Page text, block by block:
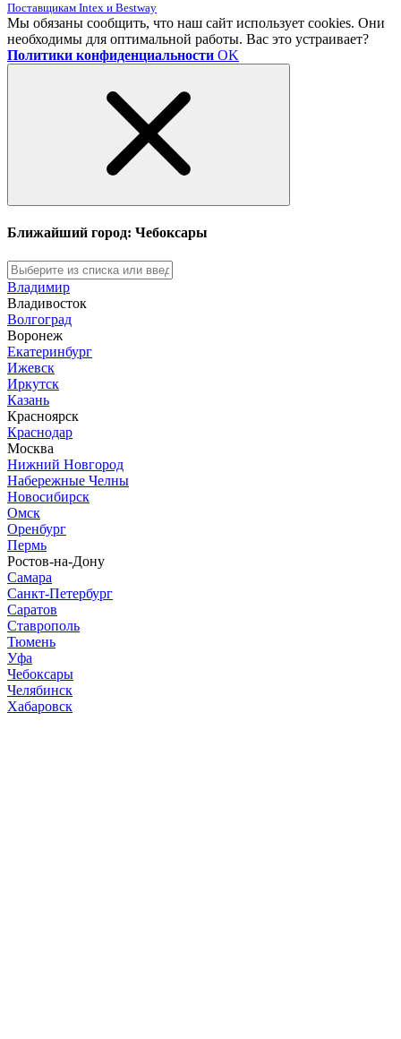
Поставщикам Intex и Bestway
Мы обязаны сообщить, что наш сайт использует cookies. Они
необходимы для оптимальной работы. Вас это устраивает?
Политики конфиденциальности OK
Ближайший город: Чебоксары
Владимир
Владивосток
Волгоград
Воронеж
Екатеринбург
Ижевск
Иркутск
Казань
Красноярск
Краснодар
Москва
Нижний Новгород
Набережные Челны
Новосибирск
Омск
Оренбург
Пермь
Ростов-на-Дону
Самара
Санкт-Петербург
Саратов
Ставрополь
Тюмень
Уфа
Чебоксары
Челябинск
Хабаровск